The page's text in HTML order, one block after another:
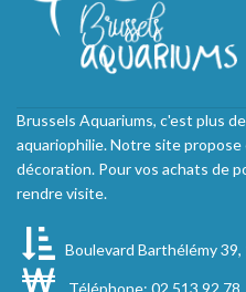
Brussels Aquariums, c'est plus
aquariophilie. Notre site
décoration. Pour vos achats de
rendre visite.
Boulevard Barthélémy
Téléphone: 02 513 92 78